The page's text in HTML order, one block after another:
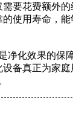
要花费额外
使用寿命，
化效果的
备真正为家